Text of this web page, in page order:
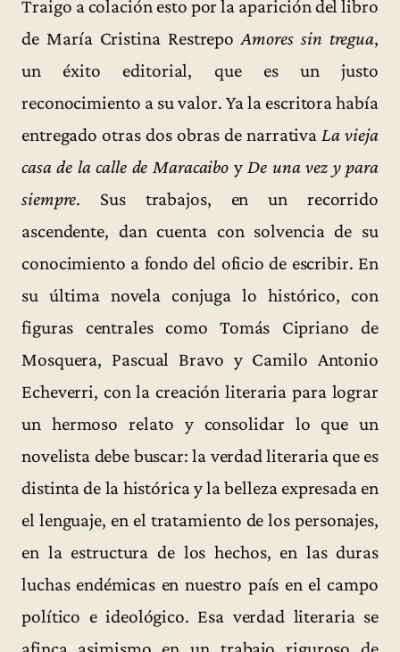
Traigo a colación esto por la aparición del libro
de María Cristina RestrepoAmores sin tregua,
un éxito editorial, que es un justo
reconocimiento a su valor. Ya la escritora había
entregado otras dos obras de narrativaLa vieja
casa de la calle de Maracaibo yDe una vez y para
siempre. Sus trabajos, en un recorrido
ascendente, dan cuenta con solvencia de su
conocimiento a fondo del oficio de escribir. En
su última novela conjuga lo histórico, con
figuras centrales como Tomás Cipriano de
Mosquera, Pascual Bravo y Camilo Antonio
Echeverri, con la creación literaria para lograr
un hermoso relato y consolidar lo que un
novelista debe buscar: la verdad literaria que es
distinta de la histórica y la belleza expresada en
el lenguaje, en el tratamiento de los personajes,
en la estructura de los hechos, en las duras
luchas endémicas en nuestro país en el campo
político e ideológico. Esa verdad literaria se